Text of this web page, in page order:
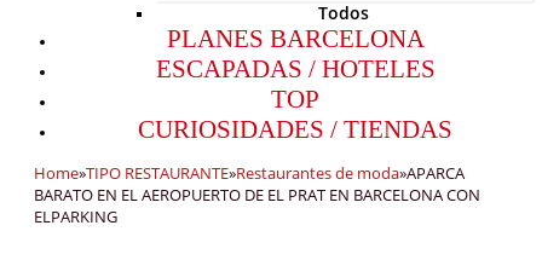
Todos
PLANES BARCELONA
ESCAPADAS / HOTELES
TOP
CURIOSIDADES / TIENDAS
Home»TIPO RESTAURANTE»Restaurantes de moda»APARCA
BARATO EN EL AEROPUERTO DE EL PRAT EN BARCELONA CON
ELPARKING